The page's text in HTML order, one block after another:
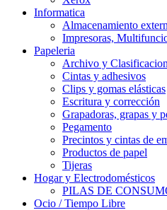
Informatica
Almacenamiento
Impresoras,
Papeleria
Archivo y Clasificacion
Cintas y adhesivos
Clips y gomas elásticas
Escritura y corrección
Grapadoras, grapas y
Pegamento
Precintos y cintas de
Productos de papel
Tijeras
Hogar y Electrodomésticos
PILAS DE
Ocio / Tiempo Libre